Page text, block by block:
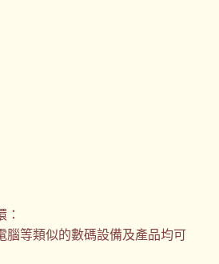
腦等類似的數碼設備及產品均可